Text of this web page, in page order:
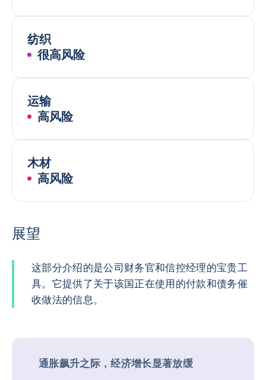
纺织
很高风险
运输
高风险
木材
高风险
展望
这部分介绍的是公司财务官和信控经理的宝贵工
具。它提供了关于该国正在使用的付款和债务催
收做法的信息。
通胀飙升之际，经济增长显著放缓